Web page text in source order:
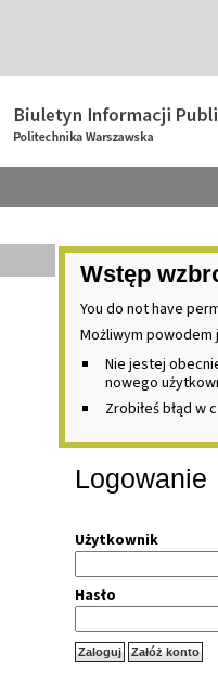
Wstęp
You do not have
Możliwym powodem
Nie jestej
nowego
Zrobiłeś błąd w
Logowanie
Użytkownik
Hasło